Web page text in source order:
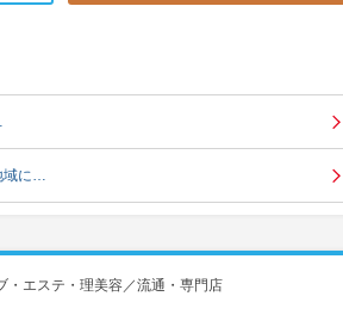
域に…
・エステ・理美容／流通・専門店